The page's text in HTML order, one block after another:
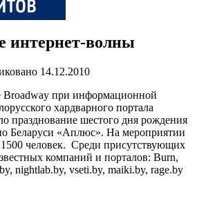
интернет-волны
14.12.2010
Broadway при информационной
хардварного портала
празднование шестого дня рождения
Беларуси «Аплюс». На мероприятии
1500 человек. Среди присутствующих
компаний и порталов: Burn,
nightlab.by, vseti.by, maiki.by, rage.by